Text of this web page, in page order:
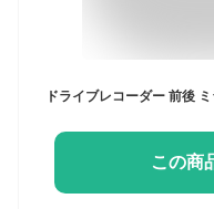
この商